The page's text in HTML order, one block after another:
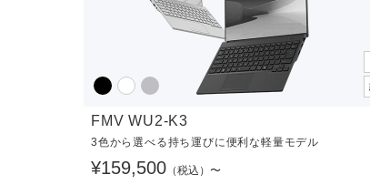
FMV WU2-K3
3色から選べる持ち運びに便利な軽量モデル
¥159,500 （税込）〜